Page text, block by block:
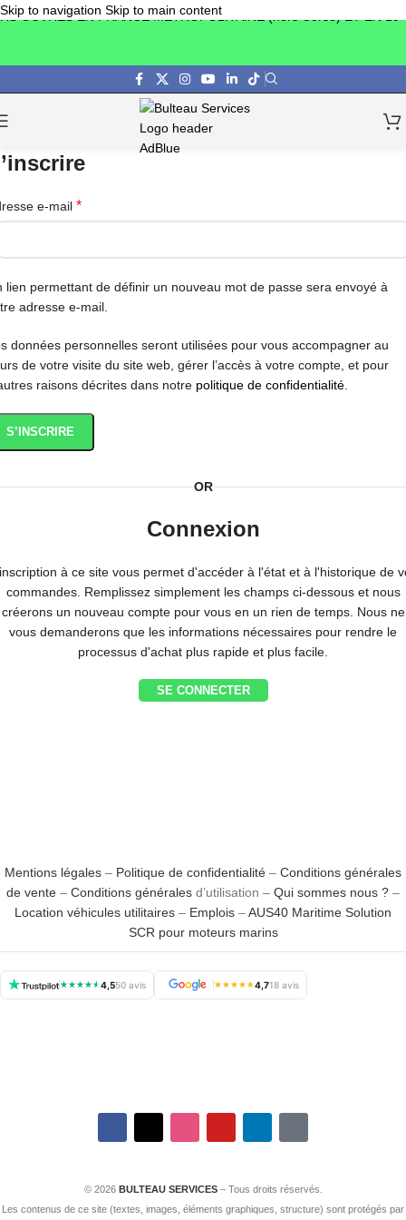
Skip to navigation Skip to main content
OUVRÉS EN FRANCE MÉTROPOLITAINE (hors Corse) ET EN
e-mail *
lien permettant de définir un nouveau mot de passe sera envoyé à
adresse e-mail.
données personnelles seront utilisées pour vous accompagner au
de votre visite du site web, gérer l’accès à votre compte, et pour
raisons décrites dans notre politique de confidentialité
S’INSCRIRE
OR
Connexion
à ce site vous permet d'accéder à l'état et à l'historique de
commandes. Remplissez simplement les champs ci-dessous et nous
créerons un nouveau compte pour vous en un rien de temps. Nous ne
vous demanderons que les informations nécessaires pour rendre le
processus d'achat plus rapide et plus facile.
SE CONNECTER
Mentions légales – Politique de confidentialité – Conditions générales
de vente – Conditions générales d’utilisation – Qui sommes nous ? –
Location véhicules utilitaires – Emplois –AUS40 Maritime Solution
SCR pour moteurs marins
★★★★★4,550 avis ★★★★★4,718 avis
© 2026 BULTEAU SERVICES– Tous droits réservés.
Les contenus de ce site (textes, images, éléments graphiques, structure) sont protégés par